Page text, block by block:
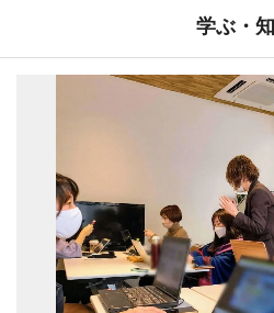
学ぶ・